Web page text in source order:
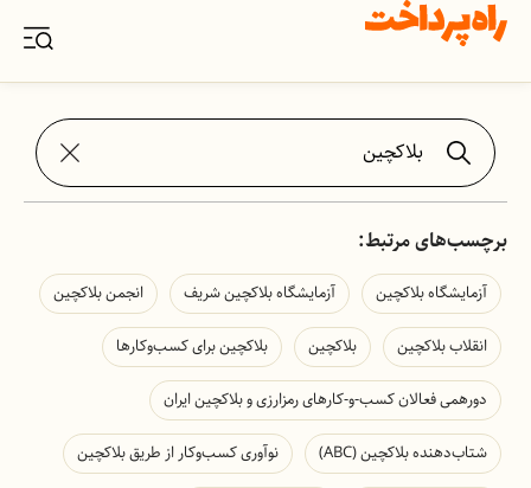
برچسب‌های مرتبط:
آزمایشگاه بلاکچین آزمایشگاه بلاکچین شریف انجمن بلاکچین
انقلاب بلاکچین بلاکچین بلاکچین برای کسب‌وکارها
دورهمی فعالان کسب‌-و-کارهای رمزارزی و بلاکچین ایران
شتاب‌دهنده بلاکچین (ABC) نوآوری کسب‌و‌کار از طریق بلاکچین